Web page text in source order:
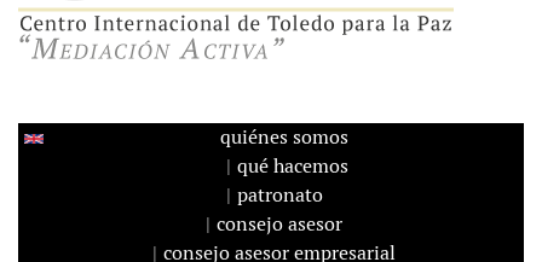
quiénes somos
qué hacemos
patronato
consejo asesor
consejo asesor empresarial